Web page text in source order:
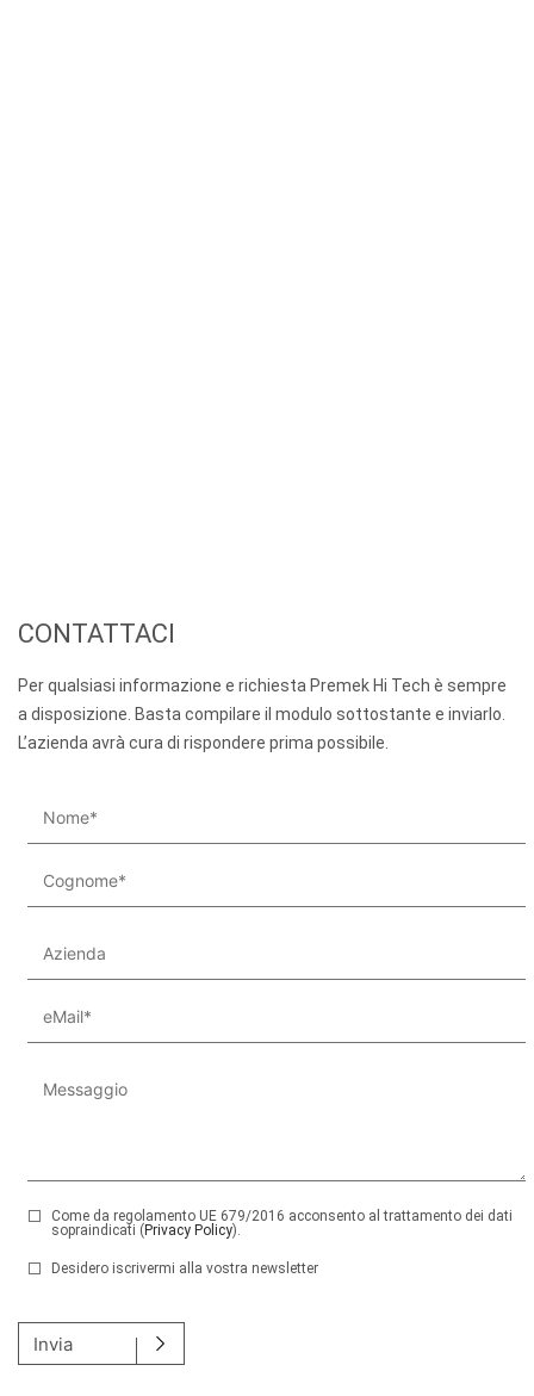
CONTATTACI
Per qualsiasi informazione e richiesta Premek Hi Tech è sempre
a disposizione. Basta compilare il modulo sottostante e inviarlo.
L’azienda avrà cura di rispondere prima possibile.
Come da regolamento UE 679/2016 acconsento al trattamento dei dati
sopraindicati ( Privacy Policy).
Desidero iscrivermi alla vostra newsletter
Invia